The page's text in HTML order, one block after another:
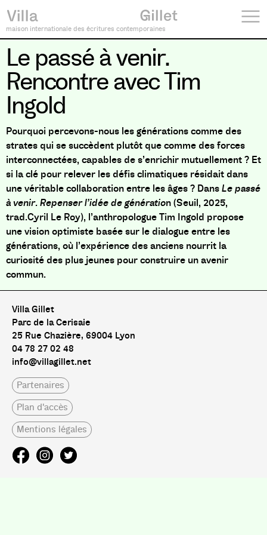
maison internationale des écritures contemporaines
Le passé à venir.
Rencontre avec Tim
Ingold
Pourquoi percevons-nous les générations comme des
strates qui se succèdent plutôt que comme des forces
interconnectées, capables de s’enrichir mutuellement ? Et
si la clé pour relever les défis climatiques résidait dans
une véritable collaboration entre les âges ? DansLe passé
à venir. Repenser l’idée de génération (Seuil, 2025,
trad.Cyril Le Roy), l’anthropologue Tim Ingold propose
une vision optimiste basée sur le dialogue entre les
générations, où l’expérience des anciens nourrit la
curiosité des plus jeunes pour construire un avenir
commun.
Villa Gillet
Parc de la Cerisaie
25 Rue Chazière, 69004 Lyon
04 78 27 02 48
info@villagillet.net
Partenaires
Plan d'accès
Mentions légales